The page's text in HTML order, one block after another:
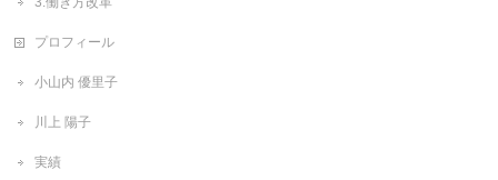
プロフィール
小山内 優里子
川上 陽子
実績